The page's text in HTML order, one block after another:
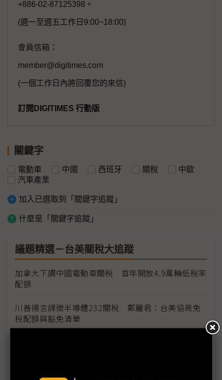
+886-02-87125398。
(週一至週五工作日9:00~18:00)
會員信箱：
member@digitimes.com
(一個工作日內將回覆您的來信)
訂閱DIGITIMES 行動版
關鍵字
電動車 中國 西班牙 關稅
中歐
汽車產業
加入已選取到「關鍵字追蹤」
什麼是「關鍵字追蹤」
議題精選－台美關稅大追蹤
加拿大下調中國電動車關稅 首年開放4.9萬輛低稅率
配額
川普揚言課徵半導體232關稅 鄭麗君：台美協商免
稅配額與豁免清單
台灣汽車零件輸美稅率大降 東陽、堤維西等零組件